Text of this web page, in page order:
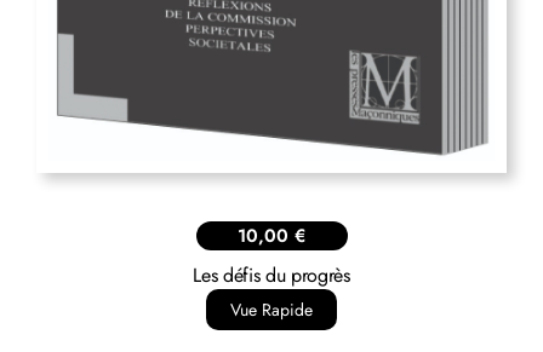
10,00 €
Les défis du progrès
Vue Rapide